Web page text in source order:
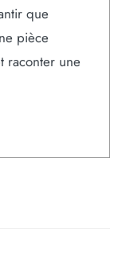
que
pièce
raconter une